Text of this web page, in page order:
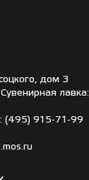
дом 3
Сувенирная лавка:
(495) 915-71-99